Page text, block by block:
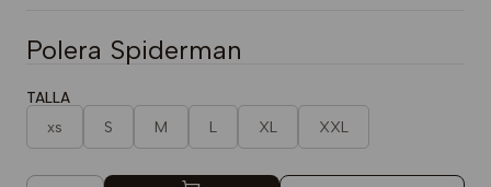
Polera Spiderman
TALLA
xs S M L XL XXL